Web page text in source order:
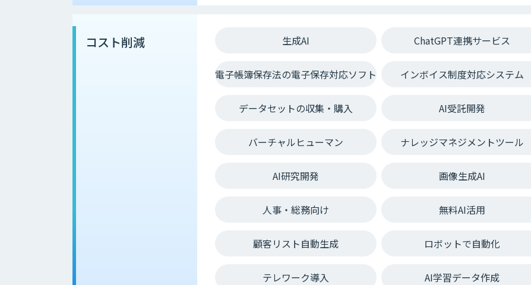
コスト削減 生成AI ChatGPT連携サービス
電子帳簿保存法の電子保存対応ソフト インボイス制度対応システム
データセットの収集・購入 AI受託開発
バーチャルヒューマン ナレッジマネジメントツール
AI研究開発 画像生成AI
人事・総務向け 無料AI活用
顧客リスト自動生成 ロボットで自動化
テレワーク導入 AI学習データ作成